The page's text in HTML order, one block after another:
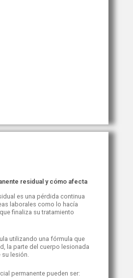
residual y cómo afecta
es una pérdida continua
laborales como lo hacía
finaliza su tratamiento
utilizando una fórmula que
la parte del cuerpo lesionada
su lesión.
permanente pueden ser: